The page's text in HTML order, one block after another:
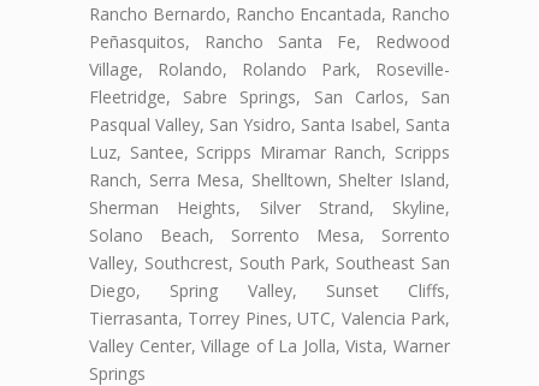
Rancho Bernardo, Rancho Encantada, Rancho
Peñasquitos, Rancho Santa Fe, Redwood
Village, Rolando, Rolando Park, Roseville-
Fleetridge, Sabre Springs, San Carlos, San
Pasqual Valley, San Ysidro, Santa Isabel, Santa
Luz, Santee, Scripps Miramar Ranch, Scripps
Ranch, Serra Mesa, Shelltown, Shelter Island,
Sherman Heights, Silver Strand, Skyline,
Solano Beach, Sorrento Mesa, Sorrento
Valley, Southcrest, South Park, Southeast San
Diego, Spring Valley, Sunset Cliffs,
Tierrasanta, Torrey Pines, UTC, Valencia Park,
Valley Center, Village of La Jolla, Vista, Warner
Springs